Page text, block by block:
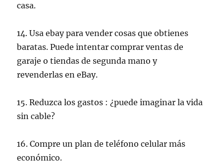
casa.
14. Usa ebay para vender cosas que obtienes
baratas. Puede intentar comprar ventas de
garaje o tiendas de segunda mano y
revenderlas en eBay.
15.Reduzca los gastos : ¿puede imaginar la vida
sin cable?
16. Compreun plan de teléfono celular más
económico.